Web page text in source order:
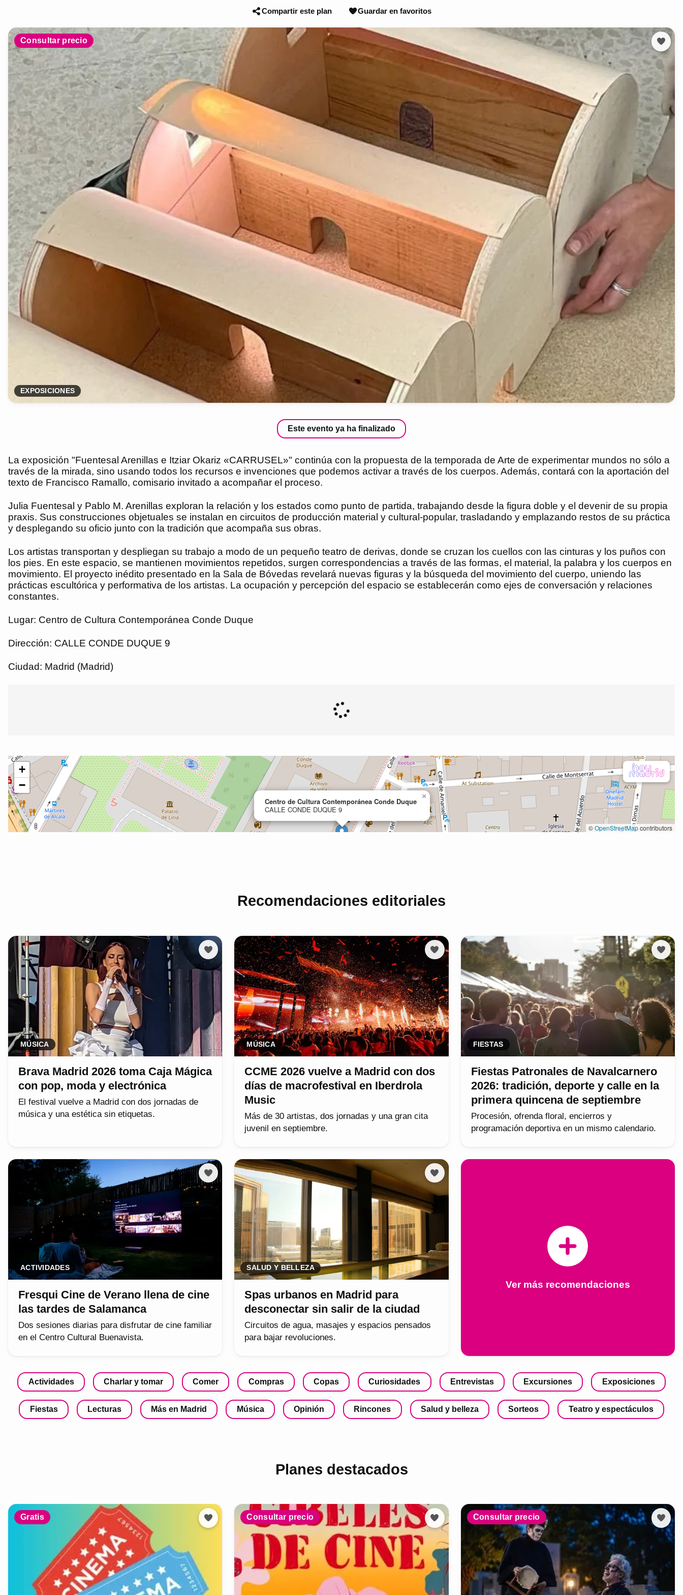
Compartir este plan Guardar en favoritos
Consultar precio
EXPOSICIONES
Este evento ya ha finalizado
La exposición "Fuentesal Arenillas e Itziar Okariz «CARRUSEL»" continúa con la propuesta de la temporada de Arte de experimentar mundos no sólo a
través de la mirada, sino usando todos los recursos e invenciones que podemos activar a través de los cuerpos. Además, contará con la aportación del
texto de Francisco Ramallo, comisario invitado a acompañar el proceso.
Julia Fuentesal y Pablo M. Arenillas exploran la relación y los estados como punto de partida, trabajando desde la figura doble y el devenir de su propia
praxis. Sus construcciones objetuales se instalan en circuitos de producción material y cultural-popular, trasladando y emplazando restos de su práctica
y desplegando su oficio junto con la tradición que acompaña sus obras.
Los artistas transportan y despliegan su trabajo a modo de un pequeño teatro de derivas, donde se cruzan los cuellos con las cinturas y los puños con
los pies. En este espacio, se mantienen movimientos repetidos, surgen correspondencias a través de las formas, el material, la palabra y los cuerpos en
movimiento. El proyecto inédito presentado en la Sala de Bóvedas revelará nuevas figuras y la búsqueda del movimiento del cuerpo, uniendo las
prácticas escultórica y performativa de los artistas. La ocupación y percepción del espacio se establecerán como ejes de conversación y relaciones
constantes.
Lugar: Centro de Cultura Contemporánea Conde Duque
Dirección: CALLE CONDE DUQUE 9
Ciudad: Madrid (Madrid)
Recomendaciones editoriales
MÚSICA
Brava Madrid 2026 toma Caja Mágica
con pop, moda y electrónica
El festival vuelve a Madrid con dos jornadas de
música y una estética sin etiquetas.
MÚSICA
CCME 2026 vuelve a Madrid con dos
días de macrofestival en Iberdrola
Music
Más de 30 artistas, dos jornadas y una gran cita
juvenil en septiembre.
FIESTAS
Fiestas Patronales de Navalcarnero
2026: tradición, deporte y calle en la
primera quincena de septiembre
Procesión, ofrenda floral, encierros y
programación deportiva en un mismo calendario.
ACTIVIDADES
Fresqui Cine de Verano llena de cine
las tardes de Salamanca
Dos sesiones diarias para disfrutar de cine familiar
en el Centro Cultural Buenavista.
SALUD Y BELLEZA
Spas urbanos en Madrid para
desconectar sin salir de la ciudad
Circuitos de agua, masajes y espacios pensados
para bajar revoluciones.
Ver más recomendaciones
Actividades Charlar y tomar Comer Compras Copas Curiosidades Entrevistas Excursiones Exposiciones
Fiestas Lecturas Más en Madrid Música Opinión Rincones Salud y belleza Sorteos Teatro y espectáculos
Planes destacados
Gratis Consultar precio Consultar precio